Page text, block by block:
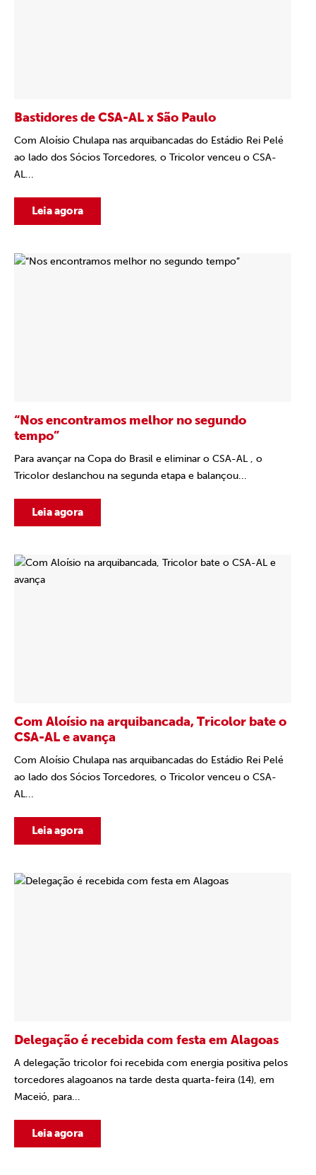
Bastidores de CSA-AL x São Paulo
Com Aloísio Chulapa nas arquibancadas do Estádio Rei Pelé
ao lado dos Sócios Torcedores, o Tricolor venceu o CSA-
AL...
Leia agora
“Nos encontramos melhor no segundo
tempo”
Para avançar na Copa do Brasil e eliminar o CSA-AL , o
Tricolor deslanchou na segunda etapa e balançou...
Leia agora
Com Aloísio na arquibancada, Tricolor bate o
CSA-AL e avança
Com Aloísio Chulapa nas arquibancadas do Estádio Rei Pelé
ao lado dos Sócios Torcedores, o Tricolor venceu o CSA-
AL...
Leia agora
Delegação é recebida com festa em Alagoas
A delegação tricolor foi recebida com energia positiva pelos
torcedores alagoanos na tarde desta quarta-feira (14), em
Maceió, para...
Leia agora